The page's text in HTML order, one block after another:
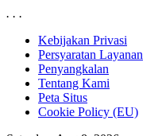
. . .
Skip
content
Kebijakan Privasi
Persyaratan Layanan
Penyangkalan
Tentang Kami
Peta Situs
Cookie Policy (EU)